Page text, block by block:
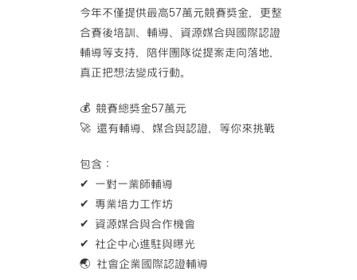
今年不僅提供最高57萬元競賽獎金，更整
合賽後培訓、輔導、資源媒合與國際認證
輔導等支持，陪伴團隊從提案走向落地，
真正把想法變成行動。
💰 競賽總獎金57萬元
🚀 還有輔導、媒合與認證，等你來挑戰
包含：
✔ 一對一業師輔導
✔ 專業培力工作坊
✔ 資源媒合與合作機會
✔ 社企中心進駐與曝光
🌏 社會企業國際認證輔導